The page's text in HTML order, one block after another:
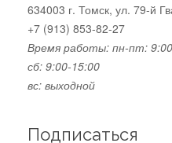
634003 г. Томск, ул. 79-й
+7 (913) 853-82-27
Время работы: пн-пт:
сб: 9:00-15:00
вс: выходной
Подписаться